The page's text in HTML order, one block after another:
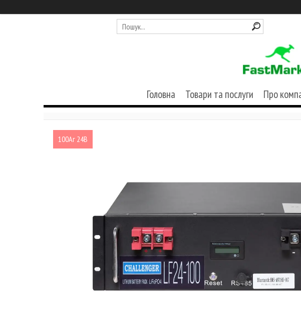
Головна Товари та послуги Про
100Аг 24В